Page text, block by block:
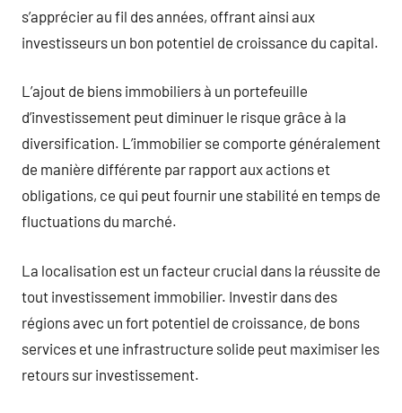
s’apprécier au fil des années, offrant ainsi aux
investisseurs un bon potentiel de croissance du capital.
L’ajout de biens immobiliers à un portefeuille
d’investissement peut diminuer le risque grâce à la
diversification. L’immobilier se comporte généralement
de manière différente par rapport aux actions et
obligations, ce qui peut fournir une stabilité en temps de
fluctuations du marché.
La localisation est un facteur crucial dans la réussite de
tout investissement immobilier. Investir dans des
régions avec un fort potentiel de croissance, de bons
services et une infrastructure solide peut maximiser les
retours sur investissement.